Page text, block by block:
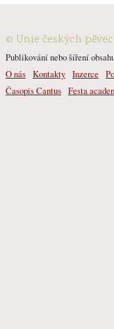
© Unie českých
Publikování nebo šíření
O nás Kontakty Inzerce
Časopis Cantus Festa